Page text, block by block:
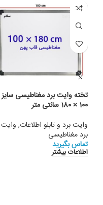
تخته وایت برد مغناطیسی سایز
100 × 180 سانتی متر
وایت برد و تابلو اطلاعات, وایت
برد مغناطیسی
تماس بگیرید
اطلاعات بیشتر